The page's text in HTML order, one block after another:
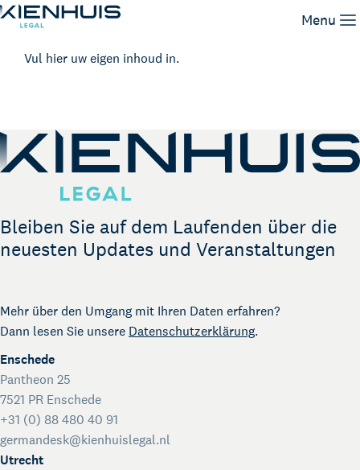
Menu
Wissen
Arbeiten bei
Kontakt
Vul hier uw eigen inhoud in.
Bleiben Sie auf dem Laufenden über die
neuesten Updates und Veranstaltungen
Mehr über den Umgang mit Ihren Daten erfahren?
Dann lesen Sie unsere Datenschutzerklärung.
Enschede
Pantheon 25
7521 PR Enschede
+31 (0) 88 480 40 91
germandesk@kienhuislegal.nl
Utrecht